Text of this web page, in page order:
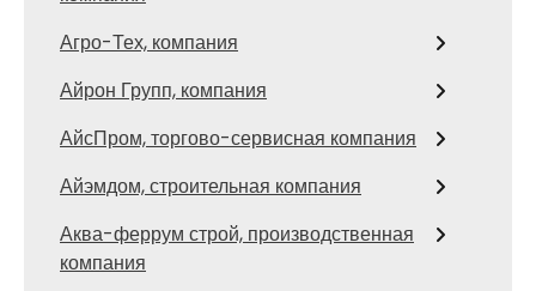
Агро-Тех, компания
Айрон Групп, компания
АйсПром, торгово-сервисная компания
Айэмдом, строительная компания
Аква-феррум строй, производственная
компания